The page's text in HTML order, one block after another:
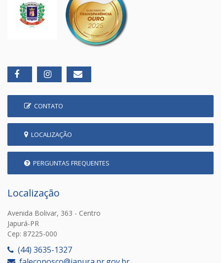
CONTATO
LOCALIZAÇÃO
PERGUNTAS FREQUENTES
Localização
Avenida Bolivar, 363 - Centro
Japurá-PR
Cep: 87225-000
(44) 3635-1327